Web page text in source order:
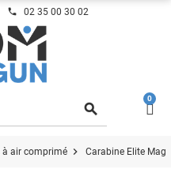
phone 02 35 00 30 02
search
0
à air comprimé chevron_right Carabine Elite Mag